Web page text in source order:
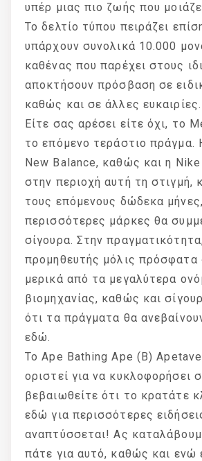
υπέρ μιας πιο ζωής που
Το δελτίο τύπου πειράζει
υπάρχουν συνολικά 10.000
καθένας που παρέχει στους
αποκτήσουν πρόσβαση σε
καθώς και σε άλλες ευκαιρίες.
Είτε σας αρέσει είτε όχι, το
το επόμενο τεράστιο πράγμα.
New Balance, καθώς και η Nike
στην περιοχή αυτή τη στιγμή,
τους επόμενους δώδεκα μήνες,
περισσότερες μάρκες θα
σίγουρα. Στην
προμηθευτής μόλις πρόσφατα
μερικά από τα μεγαλύτερα
βιομηχανίας, καθώς και
ότι τα πράγματα θα
εδώ.
Το Ape Bathing Ape (B)
οριστεί για να κυκλοφορήσει
βεβαιωθείτε ότι το κρατάτε
εδώ για περισσότερες
αναπτύσσεται! Ας
πάτε για αυτό, καθώς και ενώ